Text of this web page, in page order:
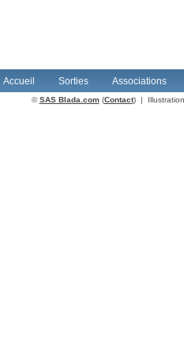
Accueil Sorties Associations
©SAS Blada.com(Contact) |